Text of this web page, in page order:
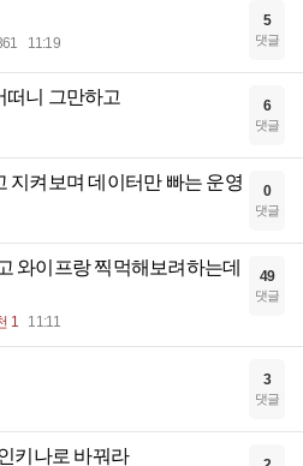
11:19
5
댓글
떠니 그만하고 6
댓글
지켜보며 데이터만 빠는 운영 0
댓글
와이프랑 찍먹해보려하는데
1 11:11
49
댓글
3
댓글
키나로 바꿔라